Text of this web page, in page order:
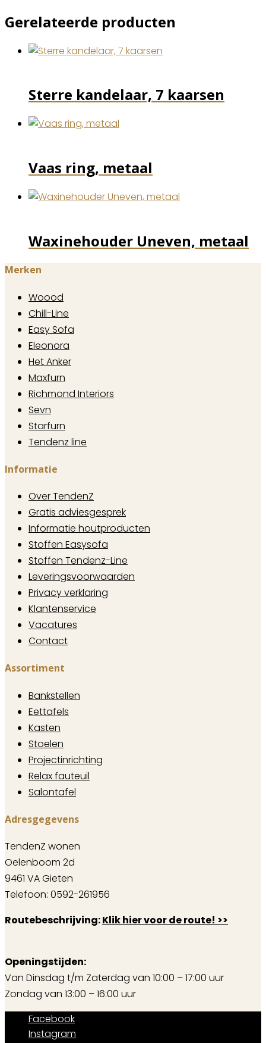
Gerelateerde producten
Sterre kandelaar, 7 kaarsen
Vaas ring, metaal
Waxinehouder Uneven, metaal
Merken
Woood
Chill-Line
Easy Sofa
Eleonora
Het Anker
Maxfurn
Richmond Interiors
Sevn
Starfurn
Tendenz line
Informatie
Over TendenZ
Gratis adviesgesprek
Informatie houtproducten
Stoffen Easysofa
Stoffen Tendenz-Line
Leveringsvoorwaarden
Privacy verklaring
Klantenservice
Vacatures
Contact
Assortiment
Bankstellen
Eettafels
Kasten
Stoelen
Projectinrichting
Relax fauteuil
Salontafel
Adresgegevens
TendenZ wonen
Oelenboom 2d
9461 VA Gieten
Telefoon: 0592-261956
Routebeschrijving:Klik hier voor de route! >>
Openingstijden:
Van Dinsdag t/m Zaterdag van 10:00 – 17:00 uur
Zondag van 13:00 – 16:00 uur
Facebook
Instagram